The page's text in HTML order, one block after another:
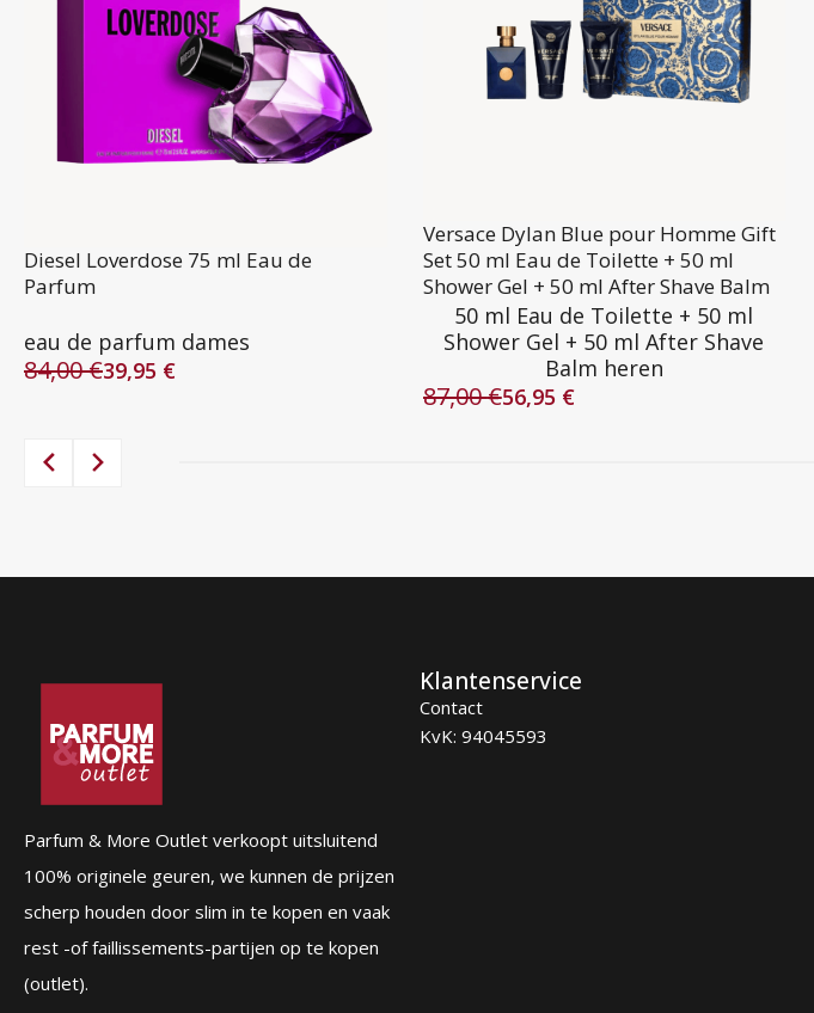
Diesel Loverdose 75 ml Eau de
Parfum
eau de parfum dames
84,00€
Oorspronkelijke
84,00 €.
39,95 €
Huidige
39,95 €.
Versace Dylan Blue pour Homme Gift
Set 50 ml Eau de Toilette + 50 ml
Shower Gel + 50 ml After Shave Balm
50 ml Eau de Toilette + 50 ml
Shower Gel + 50 ml After Shave
Balm heren
87,00€
Oorspronkelijke
56,95 €
Huidige
Parfum & More Outlet verkoopt uitsluitend
100% originele geuren, we kunnen de prijzen
scherp houden door slim in te kopen en vaak
rest -of faillissements-partijen op te kopen
(outlet).
Klantenservice
Contact
KvK: 94045593